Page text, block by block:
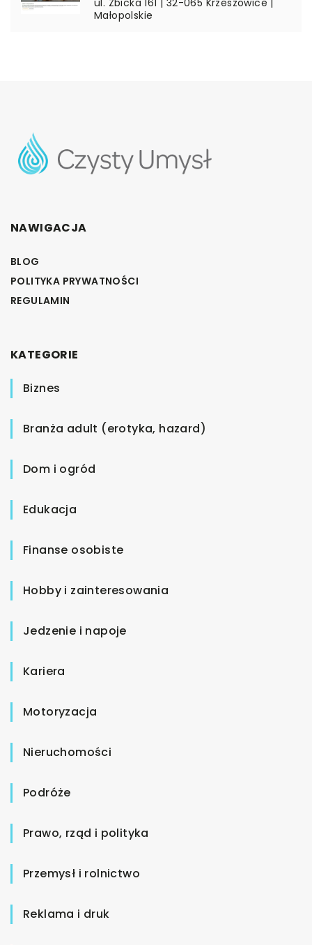
Małopolskie
NAWIGACJA
BLOG
POLITYKA PRYWATNOŚCI
REGULAMIN
KATEGORIE
Biznes
Branża adult (erotyka, hazard)
Dom i ogród
Edukacja
Finanse osobiste
Hobby i zainteresowania
Jedzenie i napoje
Kariera
Motoryzacja
Nieruchomości
Podróże
Prawo, rząd i polityka
Przemysł i rolnictwo
Reklama i druk